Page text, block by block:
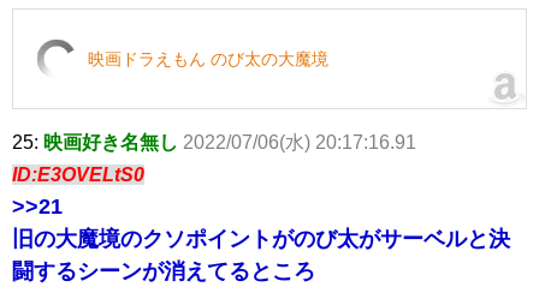
映画ドラえもん のび太の大魔境
25: 映画好き名無し 2022/07/06(水) 20:17:16.91
ID:E3OVELtS0
>>21
旧の大魔境のクソポイントがのび太がサーベルと決
闘するシーンが消えてるところ